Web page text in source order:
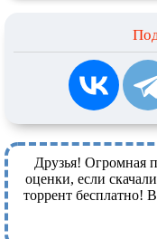
Друзья! Огромная
оценки, если
торрент бесплатно!